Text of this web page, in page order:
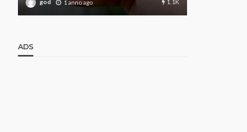
god 1 anno ago 1.1K
ADS